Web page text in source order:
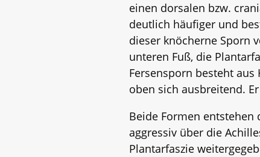
einen dorsalen bzw.
deutlich häufiger und
dieser knöcherne Sporn
unteren Fuß, die
Fersensporn besteht
oben sich ausbreitend.
Beide Formen entstehen
aggressiv über die
Plantarfaszie